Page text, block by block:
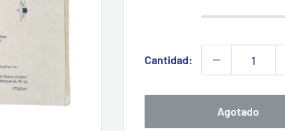
Cantidad:
Agotado